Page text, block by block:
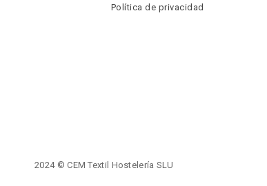
Política de privacidad
2024 © CEM Textil Hostelería SLU